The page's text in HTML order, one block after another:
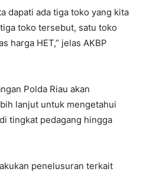
dapati ada tiga toko yang kita
toko tersebut, satu toko
harga HET,” jelas AKBP
Polda Riau akan
lanjut untuk mengetahui
tingkat pedagang hingga
penelusuran terkait